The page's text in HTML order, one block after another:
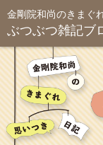
金剛院和尚のきまぐ
ぶつぶつ雑記ブ